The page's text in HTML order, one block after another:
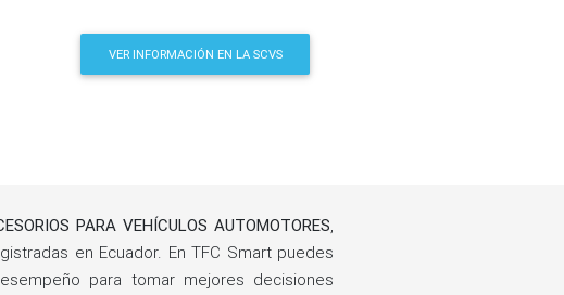
VER INFORMACIÓN EN LA SCVS
PARA VEHÍCULOS AUTOMOTORES,
en Ecuador. En TFC Smart puedes
para tomar mejores decisiones